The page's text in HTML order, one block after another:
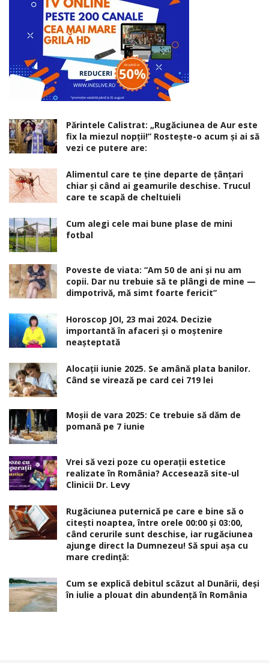
Părintele Calistrat: „Rugăciunea de Aur este
fix la miezul nopţii!” Rosteşte-o acum şi ai să
vezi ce putere are:
Alimentul care te ține departe de țânțari
chiar și când ai geamurile deschise. Trucul
care te scapă de cheltuieli
Cum alegi cele mai bune plase de mini
fotbal
Poveste de viata: “Am 50 de ani și nu am
copii. Dar nu trebuie să te plângi de mine —
dimpotrivă, mă simt foarte fericit”
Horoscop JOI, 23 mai 2024. Decizie
importantă în afaceri şi o moştenire
neaşteptată
Alocaţii iunie 2025. Se amână plata banilor.
Când se virează pe card cei 719 lei
Moșii de vara 2025: Ce trebuie să dăm de
pomană pe 7 iunie
Vrei să vezi poze cu operații estetice
realizate în România? Accesează site-ul
Clinicii Dr. Levy
Rugăciunea puternică pe care e bine să o
citești noaptea, între orele 00:00 și 03:00,
când cerurile sunt deschise, iar rugăciunea
ajunge direct la Dumnezeu! Să spui așa cu
mare credință:
Cum se explică debitul scăzut al Dunării, deși
în iulie a plouat din abundență în România